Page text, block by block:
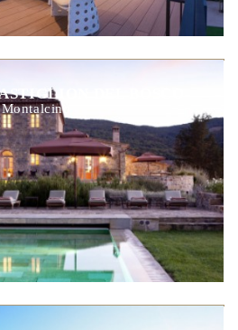
DEL BOSCO
Montalcino